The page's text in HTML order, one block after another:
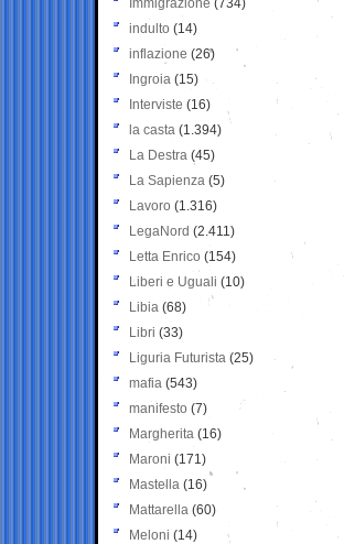
Immigrazione (734)
indulto (14)
inflazione (26)
Ingroia (15)
Interviste (16)
la casta (1.394)
La Destra (45)
La Sapienza (5)
Lavoro (1.316)
LegaNord (2.411)
Letta Enrico (154)
Liberi e Uguali (10)
Libia (68)
Libri (33)
Liguria Futurista (25)
mafia (543)
manifesto (7)
Margherita (16)
Maroni (171)
Mastella (16)
Mattarella (60)
Meloni (14)